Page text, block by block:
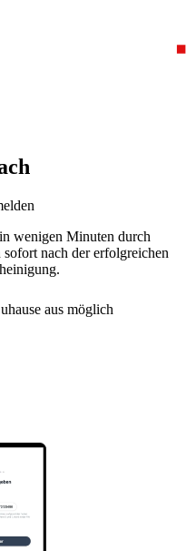
wenigen Minuten durch
nach der erfolgreichen
aus möglich